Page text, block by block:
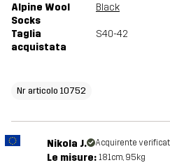
Alpine Wool
Socks
Black
Taglia
acquistata
S40-42
Nr articolo 10752
Nikola J. Acquirente
Le misure: 181cm, 95kg